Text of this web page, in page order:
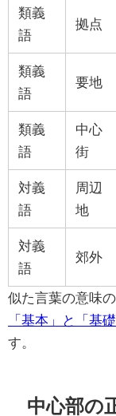
類義
語
拠点
類義
語
要地
類義
語
中心
街
対義
語
周辺
地
対義
語
郊外
似た言葉の意味
「基本」と「基
す。
中心部の